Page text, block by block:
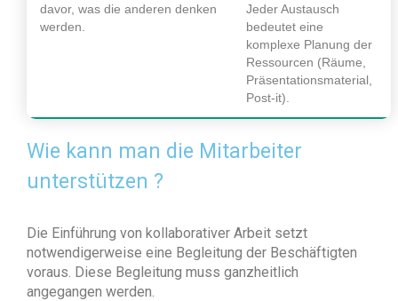
davor, was die anderen denken
werden.
Jeder Austausch
bedeutet eine
komplexe Planung der
Ressourcen (Räume,
Präsentationsmaterial,
Post-it).
Wie kann man die Mitarbeiter
unterstützen ?
Die Einführung von kollaborativer Arbeit setzt
notwendigerweise eine Begleitung der Beschäftigten
voraus. Diese Begleitung muss ganzheitlich
angegangen werden.